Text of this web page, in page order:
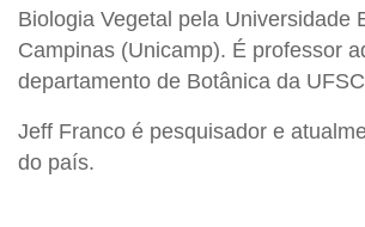
Biologia Vegetal pela Universidade
Campinas (Unicamp). É professor
departamento de Botânica da
Jeff Franco é pesquisador e
do país.